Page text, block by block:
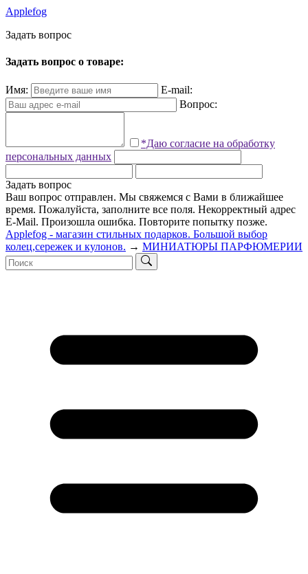
Applefog
Задать вопрос
Задать вопрос о товаре:
Имя:
E-mail:
Вопрос:
*Даю согласие на обработку
персональных данных
Задать вопрос
Ваш вопрос отправлен. Мы свяжемся с Вами в ближайшее
время. Пожалуйста, заполните все поля. Некорректный адрес
E-Mail. Произошла ошибка. Повторите попытку позже.
Applefog - магазин стильных подарков. Большой выбор
колец,сережек и кулонов. → МИНИАТЮРЫ ПАРФЮМЕРИИ